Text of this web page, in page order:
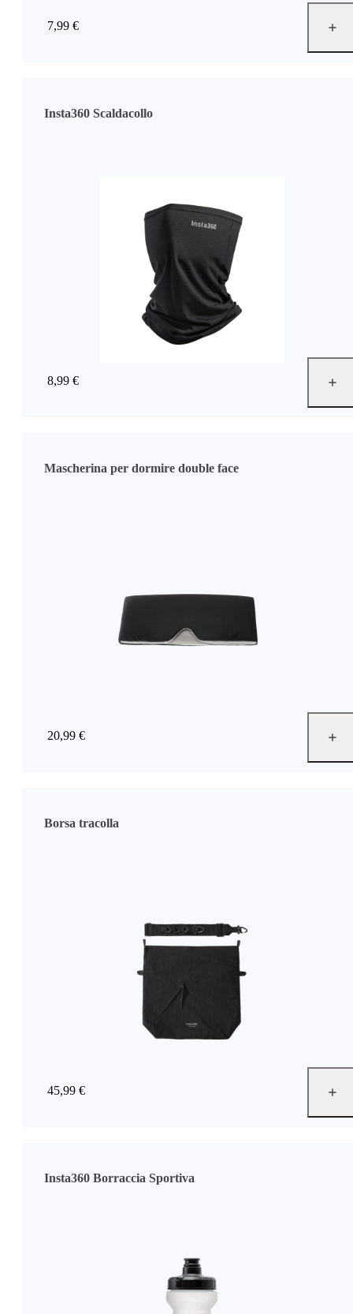
7,99 €
Insta360 Scaldacollo
8,99 €
Mascherina per dormire double face
20,99 €
Borsa tracolla
45,99 €
Insta360 Borraccia Sportiva